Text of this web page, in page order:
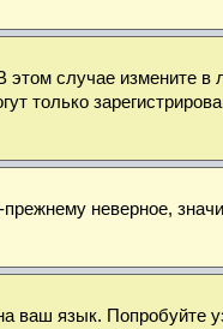
случае измените в
только
неверное,
ваш язык. Попробуйте